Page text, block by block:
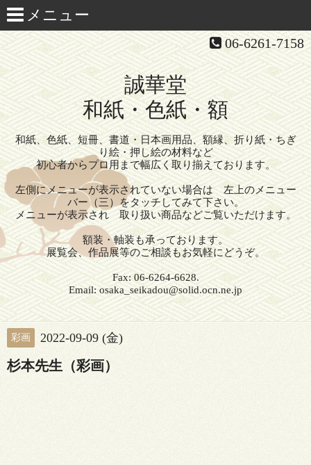
06-6261-7158
誠華堂
和紙・色紙・額
和紙、色紙、短冊、書道・日本画用品、額縁、折り紙・ちぎ
り絵・押し絵の材料など
初心者からプロ用まで幅広く取り揃えております。
左側にメニューが表示されていない場合は 左上のメニュー
バー（三）をタッチしてみて下さい。
メニューが表示され 取り扱い商品などご覧いただけます。
額装・軸装も承っております。
展覧会、作品展等のご相談もお気軽にどうぞ。
Fax: 06-6264-6628.
Email: osaka_seikadou@solid.ocn.ne.jp
彩画 2022-09-09 (金)
杉本先生（彩画）